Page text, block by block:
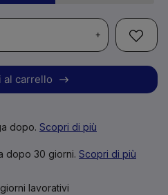
+
al carrello
dopo. Scopri di più
dopo 30 giorni. Scopri di più
lavorativi